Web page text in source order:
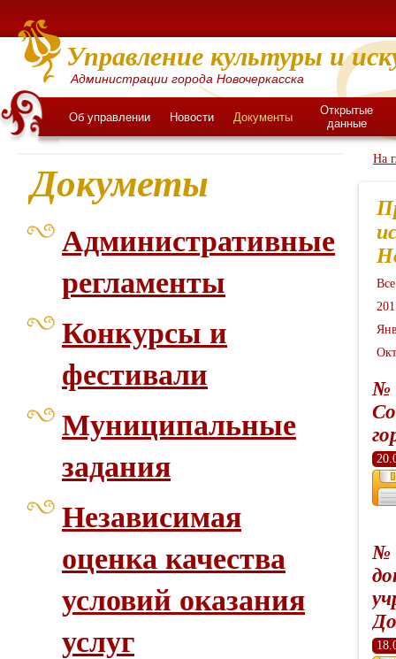
Управление культуры и
Администрации города Новочеркасска
Об управлении Новости Документы
Открытые
данные
Докуметы
Административные
регламенты
Конкурсы и
фестивали
Муниципальные
задания
Независимая
оценка качества
условий оказания
услуг
На
№
№